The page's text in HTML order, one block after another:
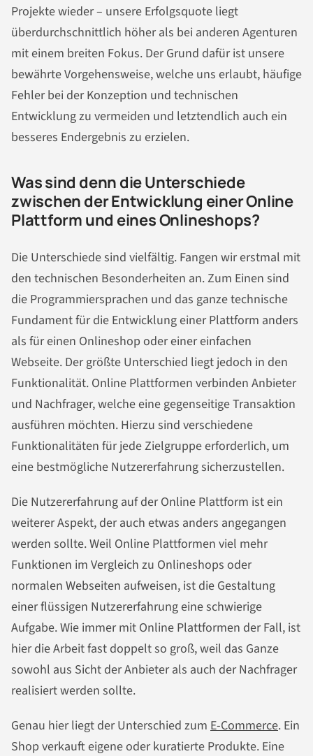
Projekte wieder – unsere Erfolgsquote liegt
überdurchschnittlich höher als bei anderen Agenturen
mit einem breiten Fokus. Der Grund dafür ist unsere
bewährte Vorgehensweise, welche uns erlaubt, häufige
Fehler bei der Konzeption und technischen
Entwicklung zu vermeiden und letztendlich auch ein
besseres Endergebnis zu erzielen.
Was sind denn die Unterschiede
zwischen der Entwicklung einer Online
Plattform und eines Onlineshops?
Die Unterschiede sind vielfältig. Fangen wir erstmal mit
den technischen Besonderheiten an. Zum Einen sind
die Programmiersprachen und das ganze technische
Fundament für die Entwicklung einer Plattform anders
als für einen Onlineshop oder einer einfachen
Webseite. Der größte Unterschied liegt jedoch in den
Funktionalität. Online Plattformen verbinden Anbieter
und Nachfrager, welche eine gegenseitige Transaktion
ausführen möchten. Hierzu sind verschiedene
Funktionalitäten für jede Zielgruppe erforderlich, um
eine bestmögliche Nutzererfahrung sicherzustellen.
Die Nutzererfahrung auf der Online Plattform ist ein
weiterer Aspekt, der auch etwas anders angegangen
werden sollte. Weil Online Plattformen viel mehr
Funktionen im Vergleich zu Onlineshops oder
normalen Webseiten aufweisen, ist die Gestaltung
einer flüssigen Nutzererfahrung eine schwierige
Aufgabe. Wie immer mit Online Plattformen der Fall, ist
hier die Arbeit fast doppelt so groß, weil das Ganze
sowohl aus Sicht der Anbieter als auch der Nachfrager
realisiert werden sollte.
Genau hier liegt der Unterschied zum E-Commerce. Ein
Shop verkauft eigene oder kuratierte Produkte. Eine